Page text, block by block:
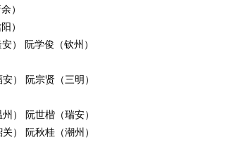
）
）
安） 阮学俊（钦州）
安） 阮宗贤（三明）
） 阮世楷（瑞安）
） 阮秋桂（潮州）